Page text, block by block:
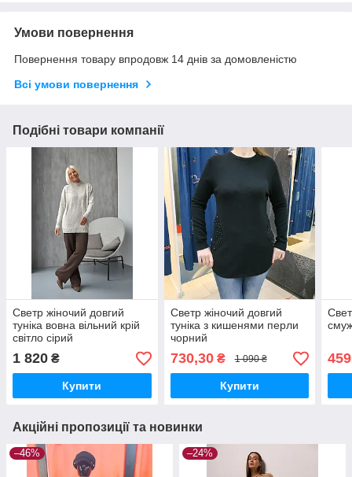
Умови повернення
Повернення товару впродовж 14 днів за домовленістю
Всі умови повернення
Подібні товари компанії
Светр жіночий довгий
туніка вовна вільний крій
світло сірий
1 820 ₴
Купити
Светр жіночий довгий
туніка з кишенями перли
чорний
730,30₴ 1 090 ₴
Купити
459
Акційні пропозиції та новинки
–46% –24%